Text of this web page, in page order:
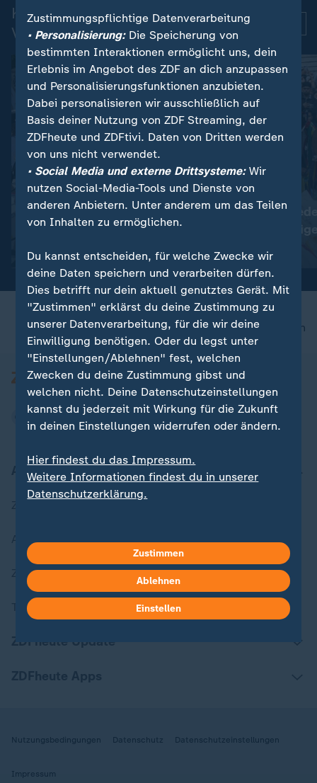
Kurznachrichten: Aktuelle
Videos
Plauen in Sachsen:
Tausende protestieren
gegen die Bundesregierung
Video
Nepal :
Kathmandu
toten
Video 0:43
nach oben
Aktuell bei ZDFheute
Aktuelle Sendungs-Videos
ZDFheute Stories
Themen im Überblick
ZDFheute Update
Nutzungsbedingungen Datenschutz Datenschutzeinstellungen
Impressum
Zustimmungspflichtige Datenverarbeitung
• Personalisierung:Die Speicherung von
bestimmten Interaktionen ermöglicht uns, dein
Erlebnis im Angebot des ZDF an dich anzupassen
und Personalisierungsfunktionen anzubieten.
Dabei personalisieren wir ausschließlich auf
Basis deiner Nutzung von ZDF Streaming, der
ZDFheute und ZDFtivi. Daten von Dritten werden
von uns nicht verwendet.
• Social Media und externe Drittsysteme:Wir
nutzen Social-Media-Tools und Dienste von
anderen Anbietern. Unter anderem um das Teilen
von Inhalten zu ermöglichen.
Du kannst entscheiden, für welche Zwecke wir
deine Daten speichern und verarbeiten dürfen.
Dies betrifft nur dein aktuell genutztes Gerät. Mit
"Zustimmen" erklärst du deine Zustimmung zu
unserer Datenverarbeitung, für die wir deine
Einwilligung benötigen. Oder du legst unter
"Einstellungen/Ablehnen" fest, welchen
Zwecken du deine Zustimmung gibst und
welchen nicht. Deine Datenschutzeinstellungen
kannst du jederzeit mit Wirkung für die Zukunft
in deinen Einstellungen widerrufen oder ändern.
Hier findest du das Impressum.
Weitere Informationen findest du in unserer
Datenschutzerklärung.
Zustimmen
Ablehnen
Einstellen